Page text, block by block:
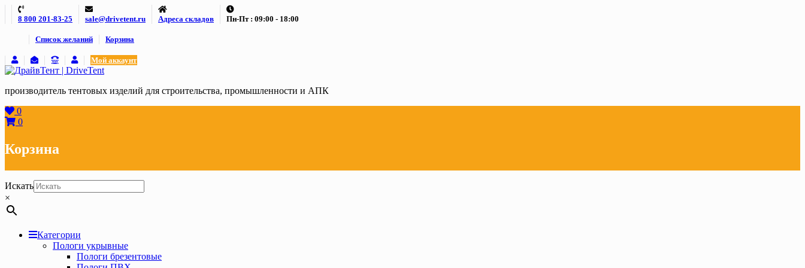
Skip
8 800 201-83-25 sale@drivetent.ru Адреса складов Пн-Пт : 09:00 - 18:00
Список желаний Корзина
Мой аккаунт
производитель тентовых изделий для строительства, промышленности и АПК
0
0
Корзина
Искать
×
Категории
Пологи укрывные
Пологи брезентовые